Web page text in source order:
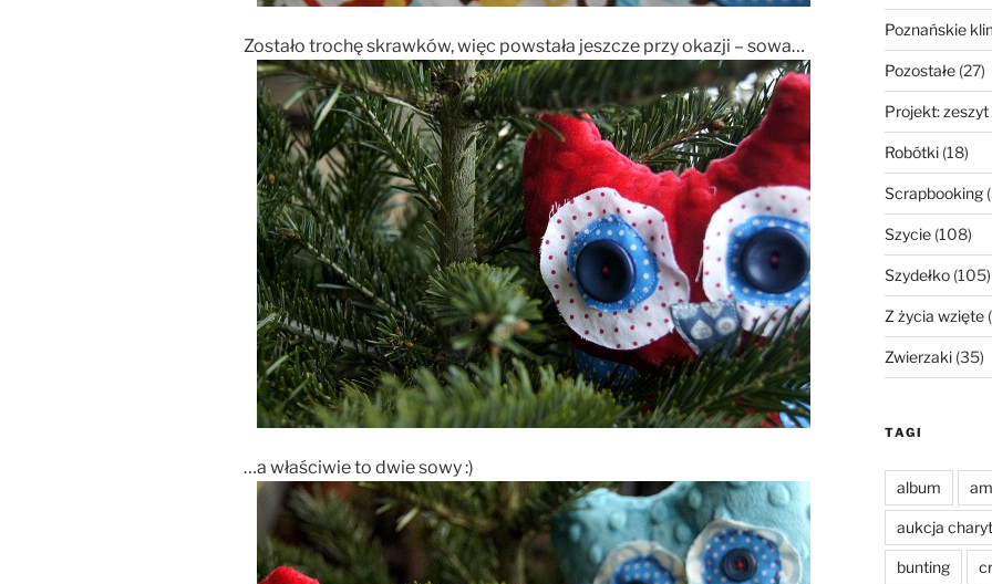
Zostało trochę skrawków, więc powstała jeszcze przy okazji – sowa…
…a właściwie to dwie sowy :)
Poznańskie
Pozostałe(27)
Projekt: zeszyt
Robótki(18)
Scrapbooking
Szycie(108)
Szydełko(105)
Z życia wzięte
Zwierzaki(35)
TAGI
album
aukcja
bunting